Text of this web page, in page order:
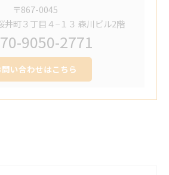
〒867-0045
井町３丁目４−１３ 森川ビル2階
9050-2771
問い合わせはこちら